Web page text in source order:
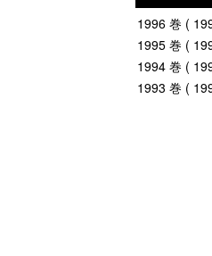
1996 巻 (
1995 巻 (
1994 巻 (
1993 巻 (